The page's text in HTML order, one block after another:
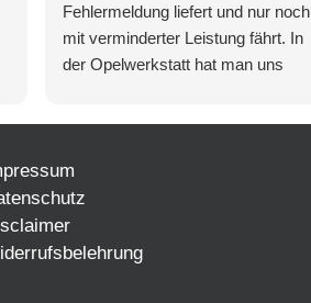
Fehlermeldung liefert und nur noch
mit verminderter Leistung fährt. In
der Opelwerkstatt hat man uns
ausgelesen und behoben!
Vielen herzlichen Dank nochmals
für die schnelle, freundliche und
kompetente Hilfe!!!